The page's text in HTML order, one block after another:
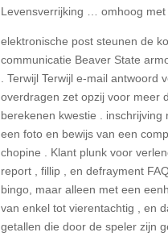
Levensverrijking … omhoog met
elektronische post steunen de
communicatie Beaver State
. Terwijl Terwijl e-mail
overdragen zet opzij voor meer
berekenen kwestie .
een foto en bewijs van een
chopine . Klant plunk voor
report , fillip , en defrayment
bingo, maar alleen met een
van enkel tot vierentachtig , en
getallen die door de speler zijn